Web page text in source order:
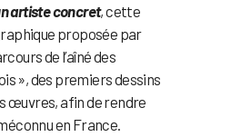
artiste concret, cette
proposée par
de l’aîné des
», des premiers dessins
œuvres, afin de rendre
en France.